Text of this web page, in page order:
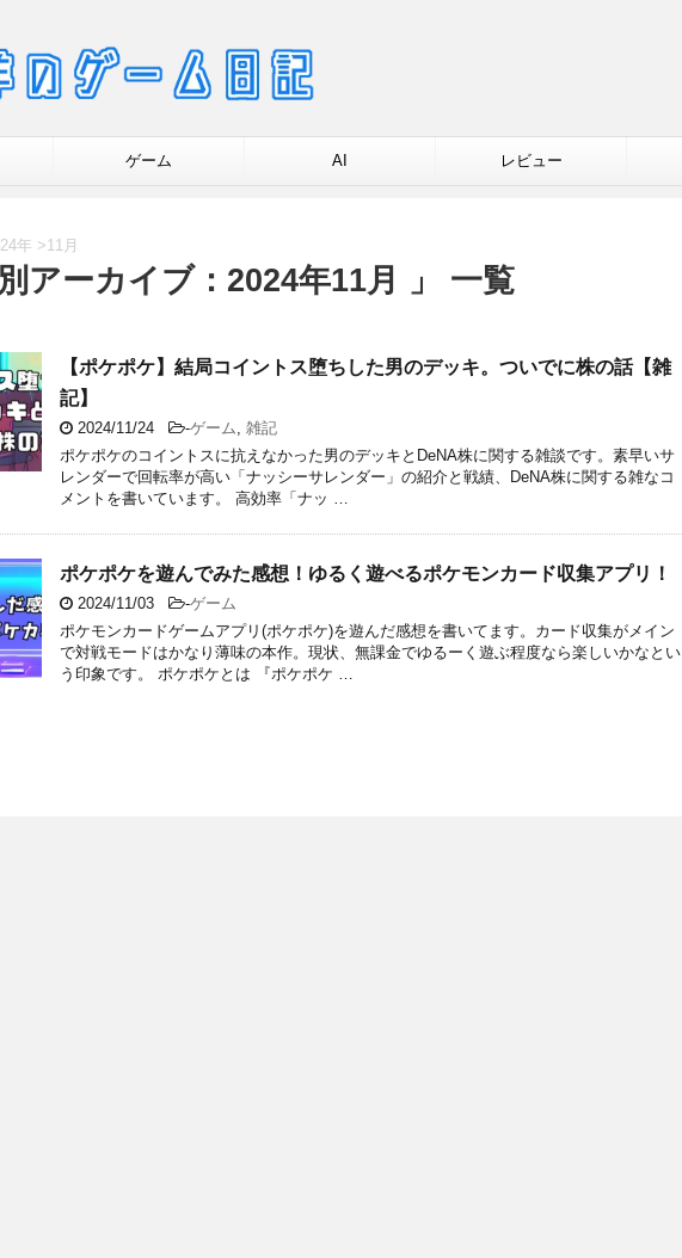
ゲーム AI レビュー
年 >11月
別アーカイブ：2024年11月 」 一覧
【ポケポケ】結局コイントス堕ちした男のデッキ。ついでに株の話【雑
記】
2024/11/24 -ゲーム, 雑記
ポケポケのコイントスに抗えなかった男のデッキとDeNA株に関する雑談です。素早いサ
レンダーで回転率が高い「ナッシーサレンダー」の紹介と戦績、DeNA株に関する雑なコ
メントを書いています。 高効率「ナッ …
ポケポケを遊んでみた感想！ゆるく遊べるポケモンカード収集アプリ！
2024/11/03 -ゲーム
ポケモンカードゲームアプリ(ポケポケ)を遊んだ感想を書いてます。カード収集がメイン
で対戦モードはかなり薄味の本作。現状、無課金でゆるーく遊ぶ程度なら楽しいかなとい
う印象です。 ポケポケとは 『ポケポケ …